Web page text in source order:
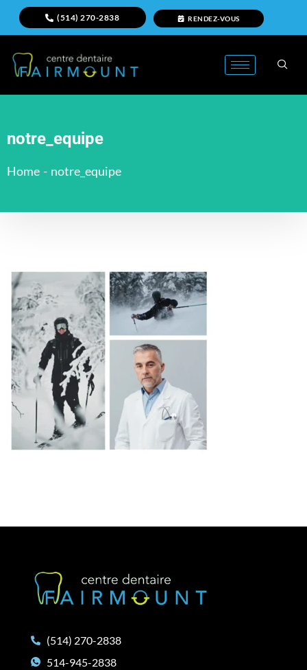
(514) 270-2838 RENDEZ-VOUS
notre_equipe
Home - notre_equipe
(514) 270-2838
514-945-2838